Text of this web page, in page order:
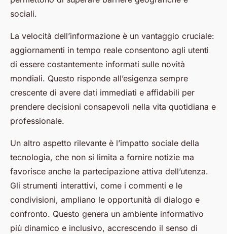
sociali.
La velocità dell’informazione è un vantaggio cruciale:
aggiornamenti in tempo reale consentono agli utenti
di essere costantemente informati sulle novità
mondiali. Questo risponde all’esigenza sempre
crescente di avere dati immediati e affidabili per
prendere decisioni consapevoli nella vita quotidiana e
professionale.
Un altro aspetto rilevante è l’impatto sociale della
tecnologia, che non si limita a fornire notizie ma
favorisce anche la partecipazione attiva dell’utenza.
Gli strumenti interattivi, come i commenti e le
condivisioni, ampliano le opportunità di dialogo e
confronto. Questo genera un ambiente informativo
più dinamico e inclusivo, accrescendo il senso di